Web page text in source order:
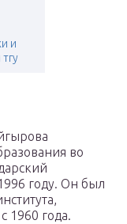
и
во
году. Он был
1960 года.